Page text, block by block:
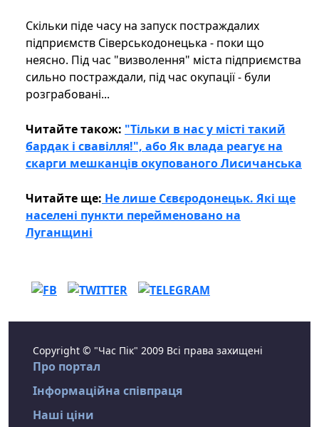
Скільки піде часу на запуск постраждалих
підприємств Сіверськодонецька - поки що
неясно. Під час "визволення" міста підприємства
сильно постраждали, під час окупації - були
розграбовані...
Читайте також: "Тільки в нас у місті такий
бардак і свавілля!", або Як влада реагує на
скарги мешканців окупованого Лисичанська
Читайте ще: Не лише Сєвєродонецьк. Які ще
населені пункти перейменовано на
Луганщині
Copyright © "Час Пік" 2009 Всі права захищені
Про портал
Інформаційна співпраця
Наші ціни